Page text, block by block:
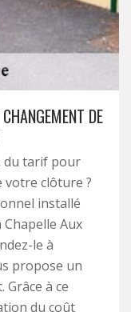
DE
du tarif pour
votre clôture ?
installé
Aux
le à
propose un
à ce
du coût